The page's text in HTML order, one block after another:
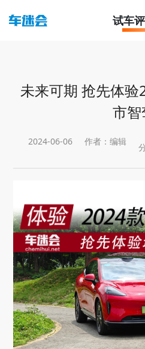
试车
未来可期 抢先体
市智
2024-06-06 作者：编辑